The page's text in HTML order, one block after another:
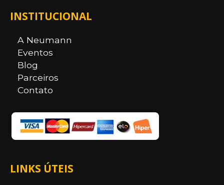
INSTITUCIONAL
A Neumann
Eventos
Blog
Parceiros
Contato
LINKS ÚTEIS